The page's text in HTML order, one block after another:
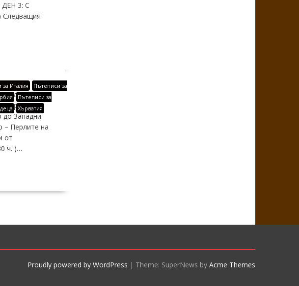
3: С
Следващия
Италия
Пътеписи за
Пътеписи за
Хърватия
до него –
да си
до Западни
Перлите на
от
ч. )…
Proudly powered by WordPress | Theme: SuperNews by Acme Themes